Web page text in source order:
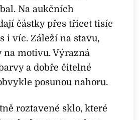
Na aukčních
částky přes třicet tisíc
i víc. Záleží na stavu,
na motivu. Výrazná
a dobře čitelné
posunou nahoru.
roztavené sklo, které